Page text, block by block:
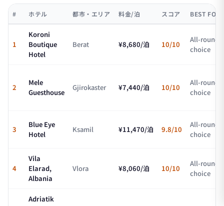
# ホテル 都市・エリア 料金/泊 スコア BEST FOR
1
Koroni
Boutique
Hotel
Berat ¥8,680/泊 10/10
All-round
choice
2
Mele
Guesthouse
Gjirokaster ¥7,440/泊 10/10
All-round
choice
3
Blue Eye
Hotel
Ksamil ¥11,470/泊 9.8/10
All-round
choice
4
Vila
Elarad,
Albania
Vlora ¥8,060/泊 10/10
All-round
choice
Adriatik